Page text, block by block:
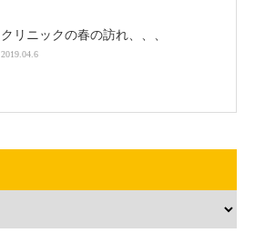
クリニックの春の訪れ、、、
2019.04.6